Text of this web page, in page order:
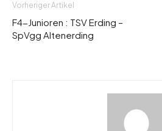
Vorheriger Artikel
F4-Junioren : TSV Erding –
SpVgg Altenerding